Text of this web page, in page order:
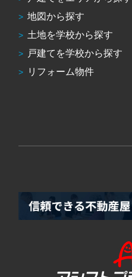
地図から探す
土地を学校から探す
戸建てを学校から探す
リフォーム物件